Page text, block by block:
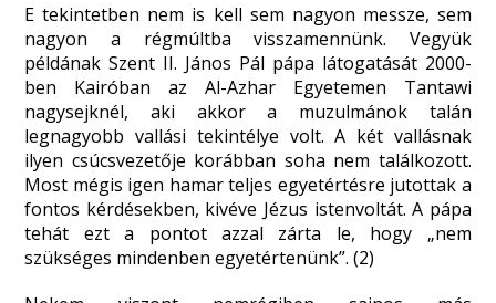
E tekintetben nem is kell sem nagyon messze, sem
nagyon a régmúltba visszamennünk. Vegyük
példának Szent II. János Pál pápa látogatását 2000-
ben Kairóban az Al-Azhar Egyetemen Tantawi
nagysejknél, aki akkor a muzulmánok talán
legnagyobb vallási tekintélye volt. A két vallásnak
ilyen csúcsvezetője korábban soha nem találkozott.
Most mégis igen hamar teljes egyetértésre jutottak a
fontos kérdésekben, kivéve Jézus istenvoltát. A pápa
tehát ezt a pontot azzal zárta le, hogy „nem
szükséges mindenben egyetértenünk”. (2)